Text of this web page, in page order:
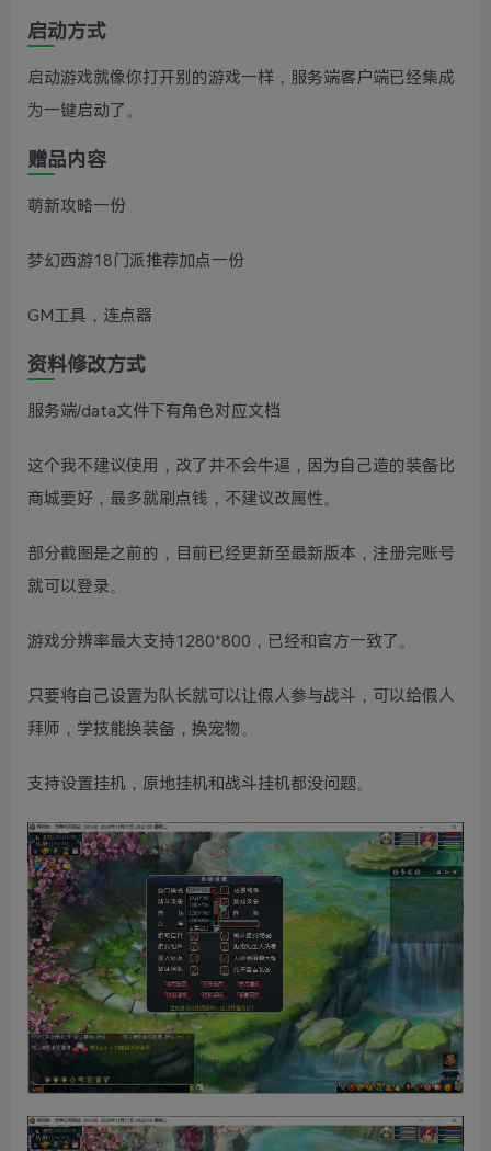
启动方式
启动游戏就像你打开别的游戏一样，服务端客户端已经集成
为一键启动了。
赠品内容
萌新攻略一份
梦幻西游18门派推荐加点一份
GM工具，连点器
资料修改方式
服务端/data文件下有角色对应文档
这个我不建议使用，改了并不会牛逼，因为自己造的装备比
商城要好，最多就刷点钱，不建议改属性。
部分截图是之前的，目前已经更新至最新版本，注册完账号
就可以登录。
游戏分辨率最大支持1280*800，已经和官方一致了。
只要将自己设置为队长就可以让假人参与战斗，可以给假人
拜师，学技能换装备，换宠物。
支持设置挂机，原地挂机和战斗挂机都没问题。